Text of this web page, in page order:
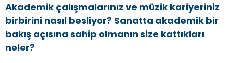
Akademik çalışmalarınız ve müzik kariyeriniz
birbirini nasıl besliyor? Sanatta akademik bir
bakış açısına sahip olmanın size kattıkları
neler?